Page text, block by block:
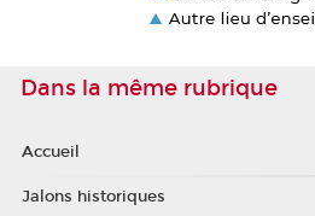
Dans la même rubrique
Accueil
Jalons historiques